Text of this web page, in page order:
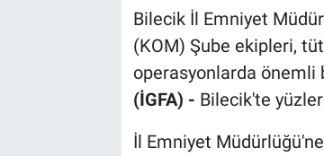
Bilecik İl Emniyet
(KOM) Şube ekipleri,
operasyonlarda önemli
(İGFA) - Bilecik'te
İl Emniyet